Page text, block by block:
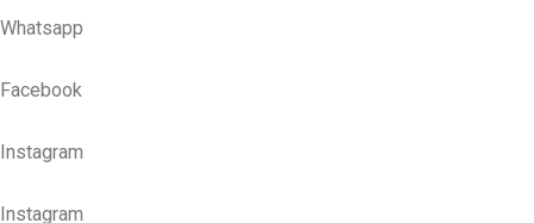
Whatsapp
Facebook
Instagram
Instagram